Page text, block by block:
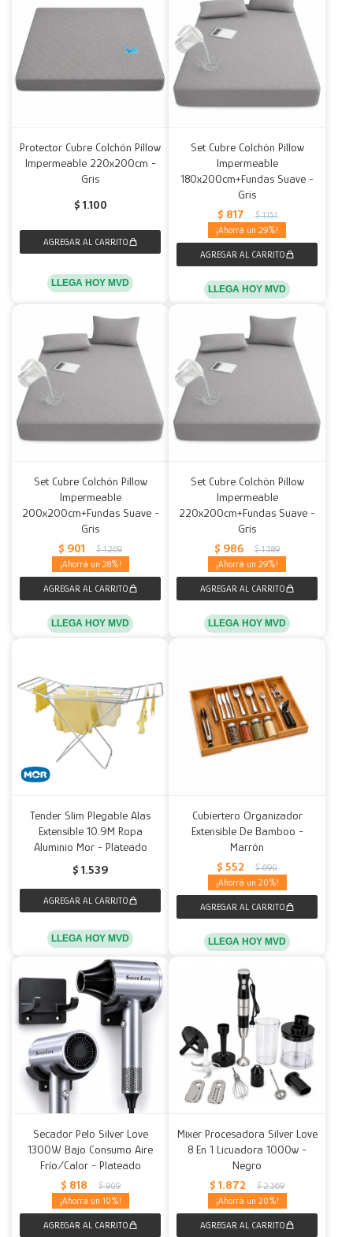
Protector Cubre Colchón Pillow
Impermeable 220x200cm -
Gris
$ 1.100
LLEGA HOY MVD
Set Cubre Colchón Pillow
Impermeable
180x200cm+Fundas Suave -
Gris
$ 817 $ 1.151
29
LLEGA HOY MVD
Set Cubre Colchón Pillow
Impermeable
200x200cm+Fundas Suave -
Gris
$ 901 $ 1.269
28
LLEGA HOY MVD
Set Cubre Colchón Pillow
Impermeable
220x200cm+Fundas Suave -
Gris
$ 986 $ 1.389
29
LLEGA HOY MVD
Tender Slim Plegable Alas
Extensible 10.9M Ropa
Aluminio Mor - Plateado
$ 1.539
LLEGA HOY MVD
Cubiertero Organizador
Extensible De Bamboo -
Marrón
$ 552 $ 690
20
LLEGA HOY MVD
Secador Pelo Silver Love
1300W Bajo Consumo Aire
Frío/Calor - Plateado
$ 818 $ 909
10
Mixer Procesadora Silver Love
8 En 1 Licuadora 1000w -
Negro
$ 1.872 $ 2.369
20